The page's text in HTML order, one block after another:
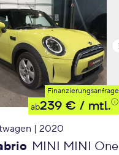
Finanzierungsanfrage
ab239 € / mtl.
| 2020
MINI MINI One